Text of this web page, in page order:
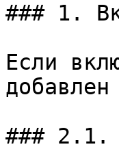
### 1.
Если
### 2.1.